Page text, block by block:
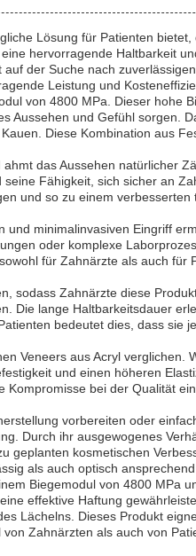
Lösung für Patienten
hervorragende Haltbarkeit
der Suche nach
Leistung und
von 4800 MPa. Dieser hohe
und Gefühl sorgen.
Diese Kombination aus
das Aussehen natürlicher
Fähigkeit, sich sicher an
und so zu einem
minimalinvasiven Eingriff
oder komplexe
für Zahnärzte als auch für
sodass Zahnärzte diese
Die lange Haltbarkeitsdauer
bedeutet dies, dass sie
Veneers aus Acryl verglichen.
und einen höheren
bei der Qualität
vorbereiten oder
Durch ihr ausgewogenes
kosmetischen
als auch optisch ansprechend
Biegemodul von 4800 MPa
effektive Haftung
Lächelns. Dieses Produkt
Zahnärzten als auch von